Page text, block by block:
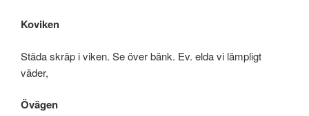
Koviken
Städa skräp i viken. Se över bänk. Ev. elda vi lämpligt
väder,
Övägen